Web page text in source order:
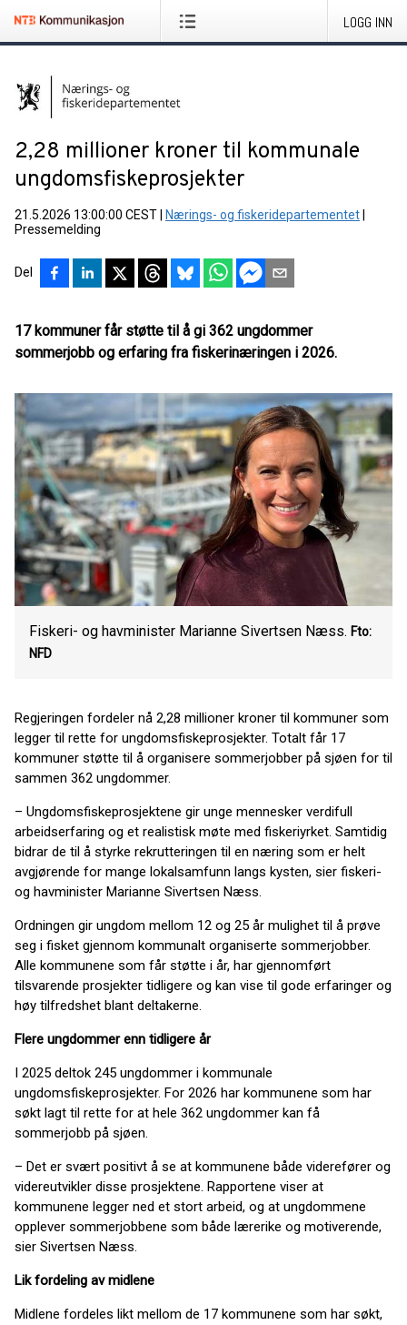
LOGG INN
2,28 millioner kroner til kommunale
ungdomsfiskeprosjekter
21.5.2026 13:00:00 CEST Nærings- og fiskeridepartementet
Pressemelding
Del
17 kommuner får støtte til å gi 362 ungdommer
sommerjobb og erfaring fra fiskerinæringen i 2026.
Fiskeri- og havminister Marianne Sivertsen Næss. Fto:
NFD
Regjeringen fordeler nå 2,28 millioner kroner til kommuner som
legger til rette for ungdomsfiskeprosjekter. Totalt får 17
kommuner støtte til å organisere sommerjobber på sjøen for til
sammen 362 ungdommer.
– Ungdomsfiskeprosjektene gir unge mennesker verdifull
arbeidserfaring og et realistisk møte med fiskeriyrket. Samtidig
bidrar de til å styrke rekrutteringen til en næring som er helt
avgjørende for mange lokalsamfunn langs kysten, sier fiskeri-
og havminister Marianne Sivertsen Næss.
Ordningen gir ungdom mellom 12 og 25 år mulighet til å prøve
seg i fisket gjennom kommunalt organiserte sommerjobber.
Alle kommunene som får støtte i år, har gjennomført
tilsvarende prosjekter tidligere og kan vise til gode erfaringer og
høy tilfredshet blant deltakerne.
Flere ungdommer enn tidligere år
I 2025 deltok 245 ungdommer i kommunale
ungdomsfiskeprosjekter. For 2026 har kommunene som har
søkt lagt til rette for at hele 362 ungdommer kan få
sommerjobb på sjøen.
– Det er svært positivt å se at kommunene både viderefører og
videreutvikler disse prosjektene. Rapportene viser at
kommunene legger ned et stort arbeid, og at ungdommene
opplever sommerjobbene som både lærerike og motiverende,
sier Sivertsen Næss.
Lik fordeling av midlene
Midlene fordeles likt mellom de 17 kommunene som har søkt,